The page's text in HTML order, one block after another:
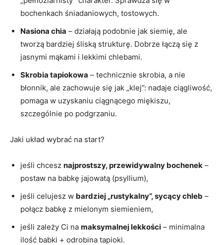
bochenkach śniadaniowych, tostowych.
Nasiona chia – działają podobnie jak siemię, ale
tworzą bardziej śliską strukturę. Dobrze łączą się z
jasnymi mąkami i lekkimi chlebami.
Skrobia tapiokowa – technicznie skrobia, a nie
błonnik, ale zachowuje się jak „klej”: nadaje ciągliwość,
pomaga w uzyskaniu ciągnącego miękiszu,
szczególnie po podgrzaniu.
Jaki układ wybrać na start?
jeśli chcesz najprostszy, przewidywalny bochenek –
postaw na babkę jajowatą (psyllium),
jeśli celujesz w bardziej „rustykalny”, sycący chleb –
połącz babkę z mielonym siemieniem,
jeśli zależy Ci na maksymalnej lekkości – minimalna
ilość babki + odrobina tapioki.